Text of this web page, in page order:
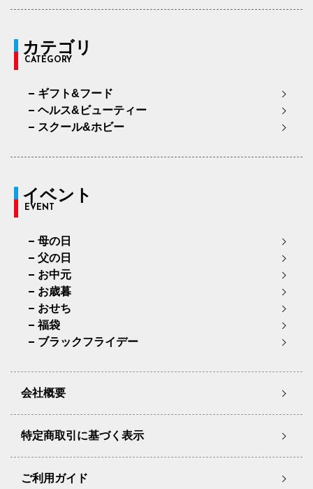
カテゴリ
CATEGORY
ギフト&フード
ヘルス&ビューティー
スクール&ホビー
イベント
EVENT
母の日
父の日
お中元
お歳暮
おせち
福袋
ブラックフライデー
会社概要
特定商取引に基づく表示
ご利用ガイド